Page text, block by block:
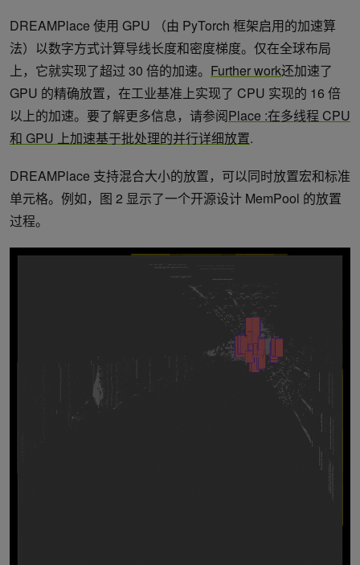
DREAMPlace 使用 GPU （由 PyTorch 框架启用的加速算
法）以数字方式计算导线长度和密度梯度。仅在全球布局
上，它就实现了超过 30 倍的加速。 Further work还加速了
GPU 的精确放置，在工业基准上实现了 CPU 实现的 16 倍
以上的加速。要了解更多信息，请参阅Place :在多线程 CPU
和 GPU 上加速基于批处理的并行详细放置.
DREAMPlace 支持混合大小的放置，可以同时放置宏和标准
单元格。例如，图 2 显示了一个开源设计 MemPool 的放置
过程。